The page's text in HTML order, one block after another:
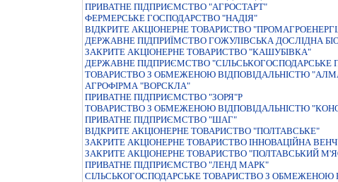
ПРИВАТНЕ ПIДПРИЄМСТВО "АГРОСТАРТ"
ФЕРМЕРСЬКЕ ГОСПОДАРСТВО "НАДIЯ"
ВIДКРИТЕ АКЦIОНЕРНЕ ТОВАРИСТВО
ДЕРЖАВНЕ ПIДПРИЇМСТВО ГОЖУЛIВСЬКА ДОСЛIДНА
ЗАКРИТЕ АКЦІОНЕРНЕ ТОВАРИСТВО "КАШУБІВКА"
ДЕРЖАВНЕ ПIДПРИЄМСТВО
ТОВАРИСТВО З ОБМЕЖЕНОЮ ВIДПОВIДАЛЬНIСТЮ
АГРОФІРМА "ВОРСКЛА"
ПРИВАТНЕ ПIДПРИЄМСТВО "ЗОРЯ"Р
ТОВАРИСТВО З ОБМЕЖЕНОЮ ВIДПОВIДАЛЬНIСТЮ
ПРИВАТНЕ ПIДПРИЄМСТВО "ШАГ"
ВІДКРИТЕ АКЦІОНЕРНЕ ТОВАРИСТВО "ПОЛТАВСЬКЕ"
ЗАКРИТЕ АКЦIОНЕРНЕ ТОВАРИСТВО IННОВАЦIЙНА
ЗАКРИТЕ АКЦIОНЕРНЕ ТОВАРИСТВО "ПОЛТАВСЬКИЙ
ПРИВАТНЕ ПІДПРИЄМСТВО "ЛЕНД МАРК"
СIЛЬСЬКОГОСПОДАРСЬКЕ ТОВАРИСТВО З